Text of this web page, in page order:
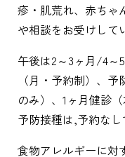
疹・肌荒れ、赤ちゃ
や相談をお受けして
午後は2～3ヶ月/4～
（月・予約制）、
のみ）、1ヶ月健診
予防接種は,予約なし
食物アレルギーに対